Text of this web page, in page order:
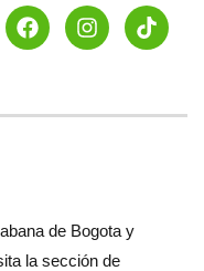
de Bogota y
la sección de